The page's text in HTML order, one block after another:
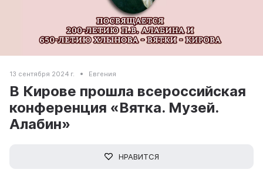
13 сентября 2024 г. Евгения
В Кирове прошла всероссийская
конференция «Вятка. Музей.
Алабин»
НРАВИТСЯ